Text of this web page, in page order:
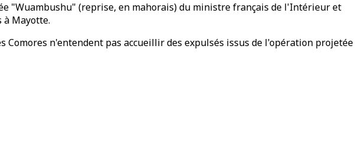
"Wuambushu" (reprise, en mahorais) du ministre français de l'Intérieur et
à Mayotte.
Comores n'entendent pas accueillir des expulsés issus de l'opération projetée